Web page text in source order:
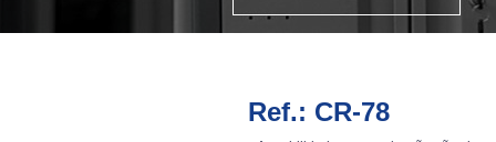
Ref.: CR-78